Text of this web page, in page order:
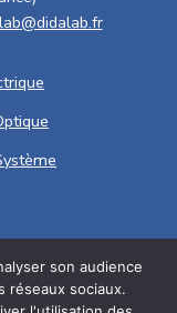
son audience
réseaux sociaux.